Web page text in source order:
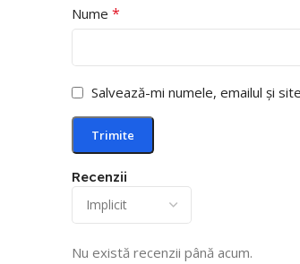
Recenzii
Nu există recenzii până acum.
Nume *
Salvează-mi numele, emailul și